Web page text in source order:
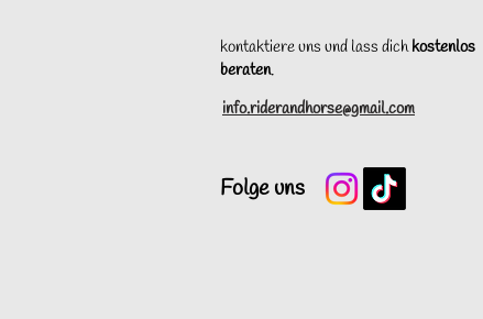
kontaktiere uns und lass dichkostenlos
beraten.
info.riderandhorse@gmail.com
Folge uns